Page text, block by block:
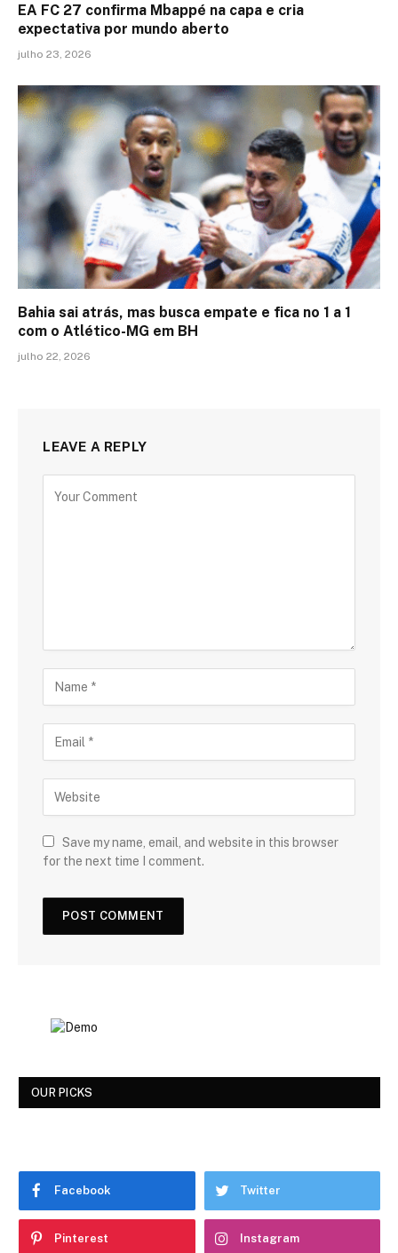
EA FC 27 confirma Mbappé na capa e cria
expectativa por mundo aberto
julho 23, 2026
Bahia sai atrás, mas busca empate e fica no 1 a 1
com o Atlético-MG em BH
julho 22, 2026
LEAVE A REPLY
Save my name, email, and website in this browser
for the next time I comment.
OUR PICKS
Facebook Twitter
Pinterest Instagram